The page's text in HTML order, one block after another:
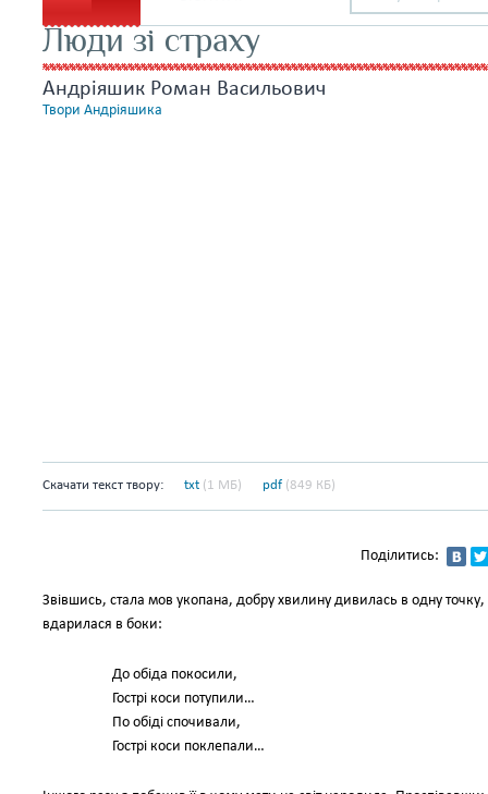
Люди зі страху
Андріяшик Роман Васильович
Твори Андріяшика
Скачати текст твору: txt (1 МБ) pdf (849 КБ)
Поділитись:
Звівшись, стала мов укопана, добру хвилину дивилась в одну точку,
вдарилася в боки:
До обіда покосили,
Гострі коси потупили…
По обіді спочивали,
Гострі коси поклепали…